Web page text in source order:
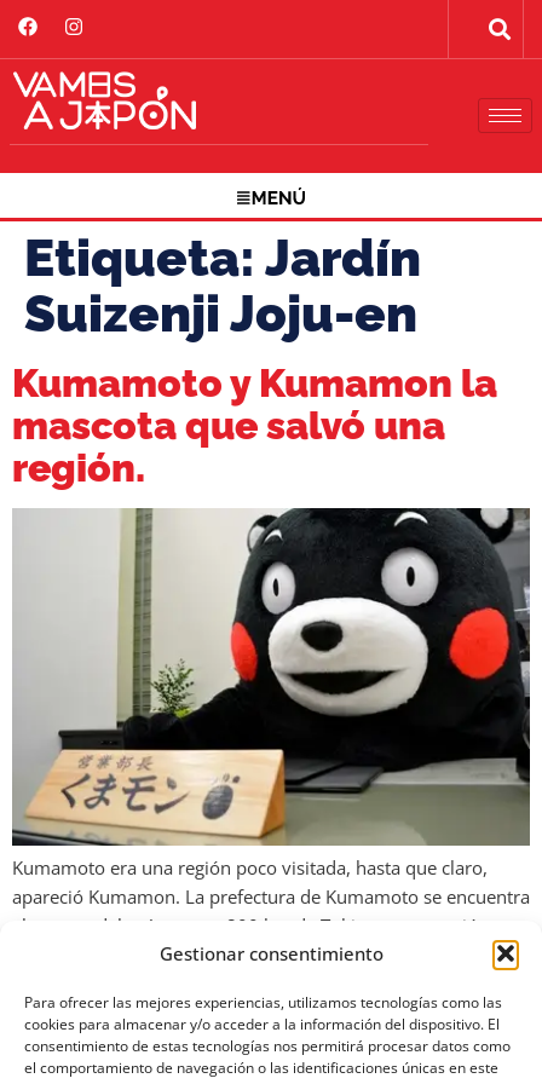
Gestionar consentimiento
Para ofrecer las mejores experiencias, utilizamos tecnologías como las
cookies para almacenar y/o acceder a la información del dispositivo. El
consentimiento de estas tecnologías nos permitirá procesar datos como
el comportamiento de navegación o las identificaciones únicas en este
Etiqueta: Jardín
Suizenji Joju-en
Kumamoto y Kumamon la
mascota que salvó una
región.
Kumamoto era una región poco visitada, hasta que claro,
apareció Kumamon. La prefectura de Kumamoto se encuentra
al sureste del país a unos 800 km de Tokio, es una región en
la que no verás tantos extranjeros como en Nara, Kyoto,